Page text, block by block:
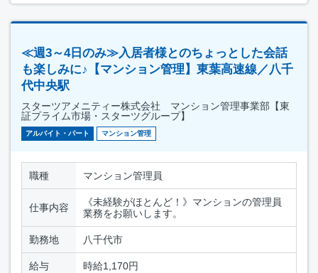
≪週3～4日のみ≫入居者様とのちょっとした会話
も楽しみに♪【マンション管理】東葉高速線／八千
代中央駅
スターツアメニティー株式会社 マンション管理事業部【東
証プライム市場・スターツグループ】
アルバイト・パート マンション管理
職種 マンション管理員
仕事内容
《未経験がほとんど！》マンションの管理員
業務をお願いします。
勤務地 八千代市
給与 時給1,170円